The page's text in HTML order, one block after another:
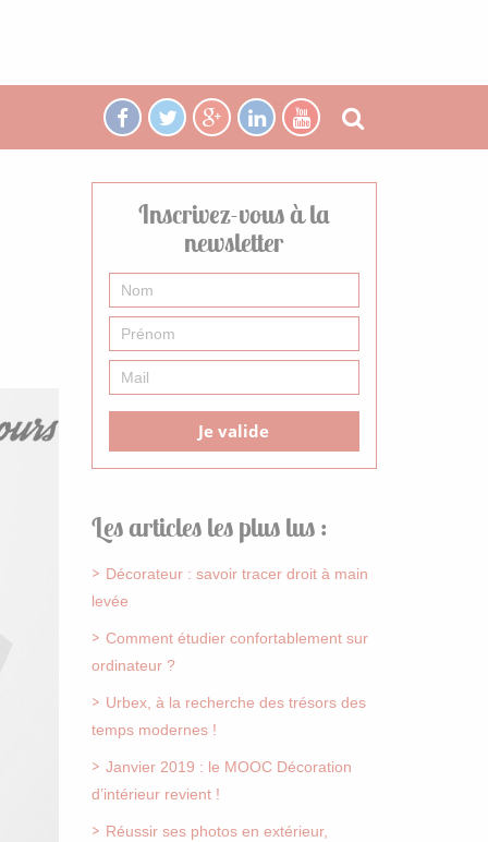
Inscrivez-vous à la
newsletter
Je valide
Les articles les plus lus :
Décorateur : savoir tracer droit à main
levée
Comment étudier confortablement sur
ordinateur ?
Urbex, à la recherche des trésors des
temps modernes !
Janvier 2019 : le MOOC Décoration
d’intérieur revient !
Réussir ses photos en extérieur,